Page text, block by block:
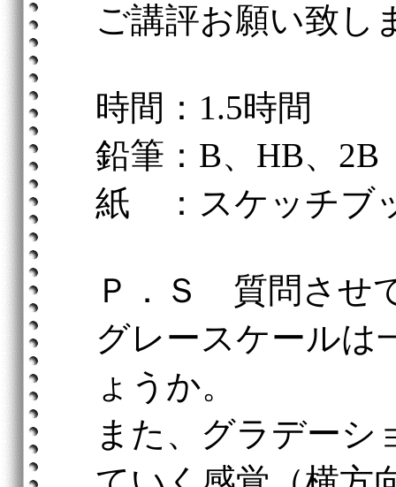
ご講評お願い致し
時間：1.5時間
鉛筆：B、HB、2B
紙 ：スケッチブ
Ｐ．Ｓ 質問させ
グレースケールは
ょうか。
また、グラデーシ